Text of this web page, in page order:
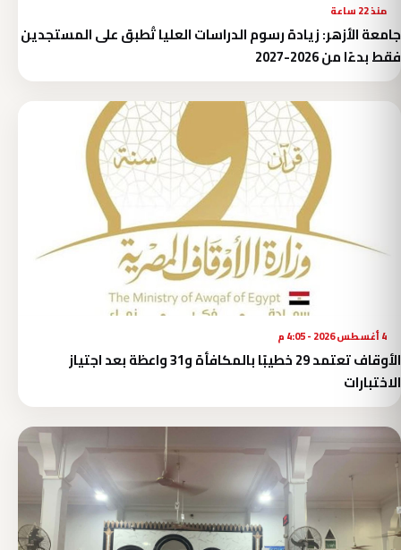
منذ 22 ساعة
جامعة الأزهر: زيادة رسوم الدراسات العليا تُطبق على المستجدين
فقط بدءًا من 2026-2027
4 أغسطس 2026 - 4:05 م
الأوقاف تعتمد 29 خطيبًا بالمكافأة و31 واعظة بعد اجتياز
الاختبارات